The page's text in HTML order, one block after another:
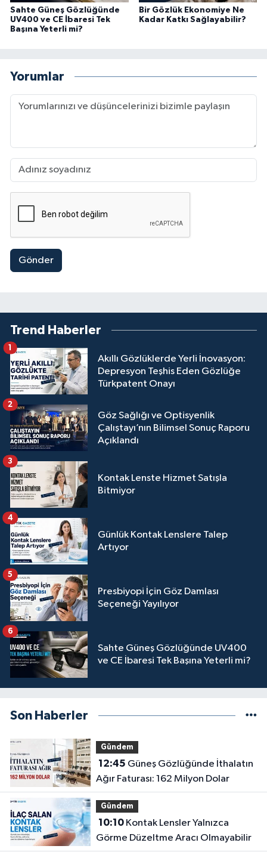
Sahte Güneş Gözlüğünde
UV400 ve CE İbaresi Tek
Başına Yeterli mi?
Bir Gözlük Ekonomiye Ne
Kadar Katkı Sağlayabilir?
Yorumlar
Gönder
Trend Haberler
Akıllı Gözlüklerde Yerli İnovasyon:
Depresyon Teşhis Eden Gözlüğe
Türkpatent Onayı
1
Göz Sağlığı ve Optisyenlik
Çalıştayı’nın Bilimsel Sonuç Raporu
Açıklandı
2
Kontak Lenste Hizmet Satışla
Bitmiyor
3
Günlük Kontak Lenslere Talep
Artıyor
4
Presbiyopi İçin Göz Damlası
Seçeneği Yayılıyor
5
Sahte Güneş Gözlüğünde UV400
ve CE İbaresi Tek Başına Yeterli mi?
6
Son Haberler
Gündem
12:45
Ağır Faturası: 162 Milyon Dolar
Gündem
10:10Kontak Lensler Yalnızca
Görme Düzeltme Aracı Olmayabilir